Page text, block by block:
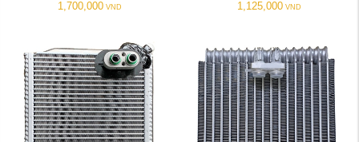
1,700,000 VND 1,125,000 VND